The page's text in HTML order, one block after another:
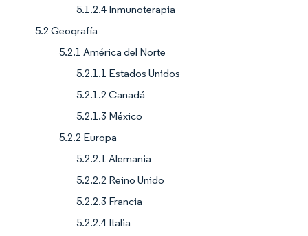
5.1.2.4 Inmunoterapia
5.2 Geografía
5.2.1 América del Norte
5.2.1.1 Estados Unidos
5.2.1.2 Canadá
5.2.1.3 México
5.2.2 Europa
5.2.2.1 Alemania
5.2.2.2 Reino Unido
5.2.2.3 Francia
5.2.2.4 Italia